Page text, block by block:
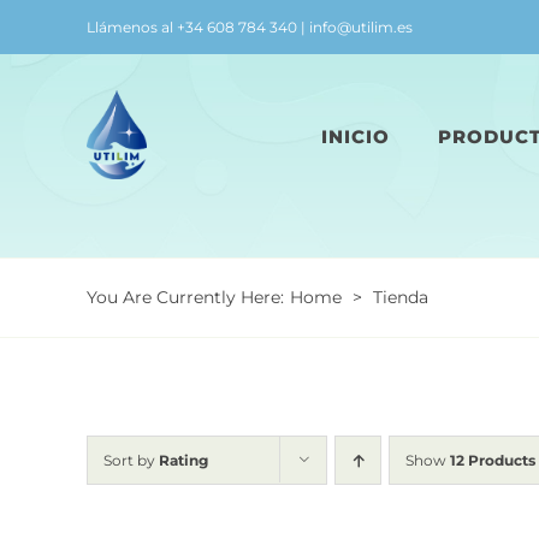
Llámenos al +34 608 784 340 | info@utilim.es
INICIO
You Are Currently Here: Home > Tienda
Sort by Rating Show 12 Products